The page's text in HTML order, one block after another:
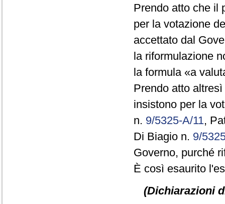
Prendo atto che il
per la votazione
accettato dal
la riformulazione
la formula «a
Prendo atto
insistono per la
n. 9/5325-A/11,
Di Biagio n. 9/
Governo, purché
È così esaurito
(Dichiarazioni